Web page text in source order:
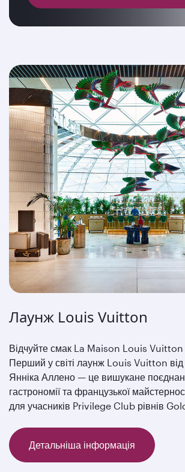
Лаунж Louis Vuitton
Відчуйте смак La Maison Louis Vuitton
Перший у світі лаунж Louis Vuitton
Янніка Аллено — це вишукане
гастрономії та французької
для учасників Privilege Club рівнів
Детальніша інформація